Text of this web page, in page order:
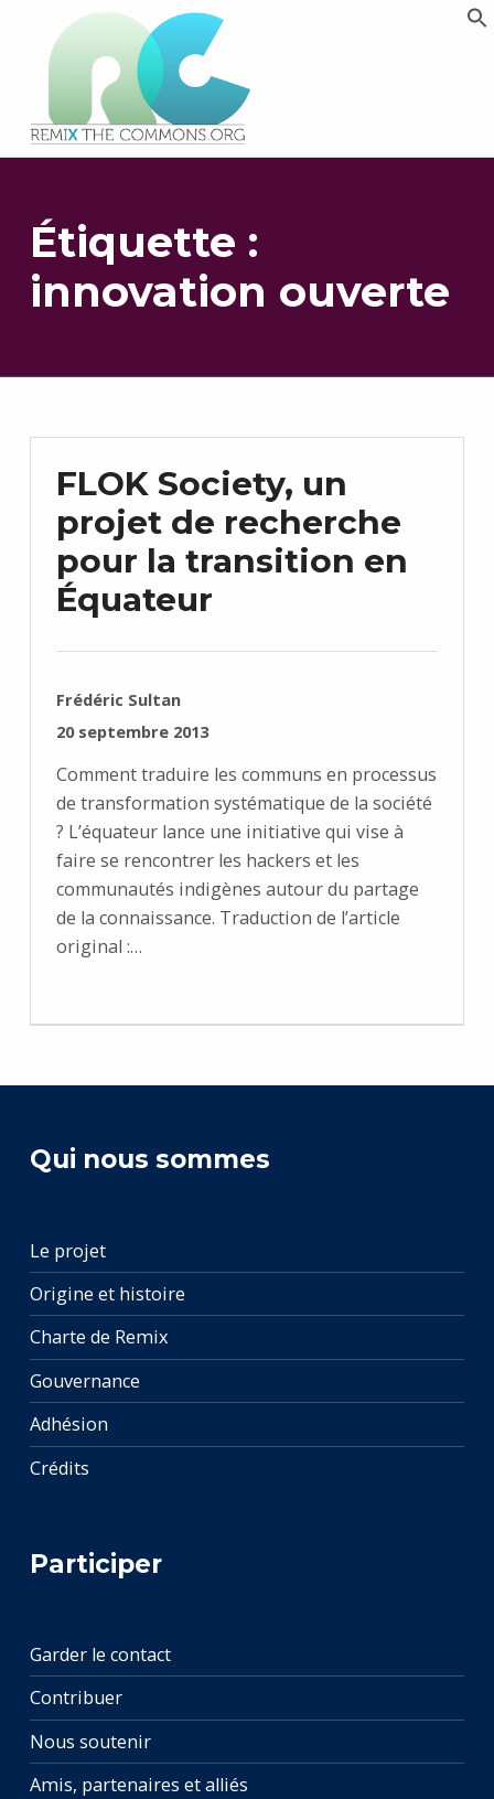
PLATEFORME MULTIMÉDIA OUVERTE ET COLLABORATIVE SUR LES COMMUNS
Étiquette :
innovation ouverte
FLOK Society, un
projet de recherche
pour la transition en
Équateur
RÉDIGÉ PAR :
Frédéric Sultan
PUBLIÉ SUR :
20 septembre 2013
Comment traduire les communs en processus
de transformation systématique de la société
? L’équateur lance une initiative qui vise à
faire se rencontrer les hackers et les
communautés indigènes autour du partage
de la connaissance. Traduction de l’article
original :…
Qui nous sommes
Le projet
Origine et histoire
Charte de Remix
Gouvernance
Adhésion
Crédits
Participer
Garder le contact
Contribuer
Nous soutenir
Amis, partenaires et alliés